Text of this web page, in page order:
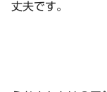
丈夫です。